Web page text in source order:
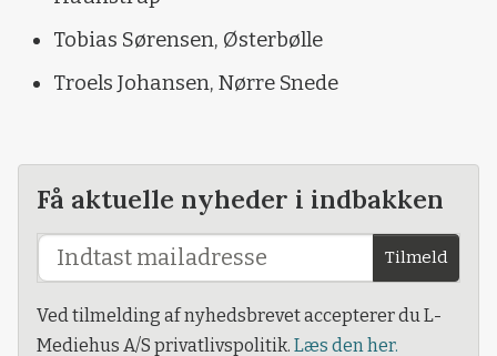
Tobias Sørensen, Østerbølle
Troels Johansen, Nørre Snede
Få aktuelle nyheder i indbakken
Tilmeld
Ved tilmelding af nyhedsbrevet accepterer du L-
Mediehus A/S privatlivspolitik. Læs den her.